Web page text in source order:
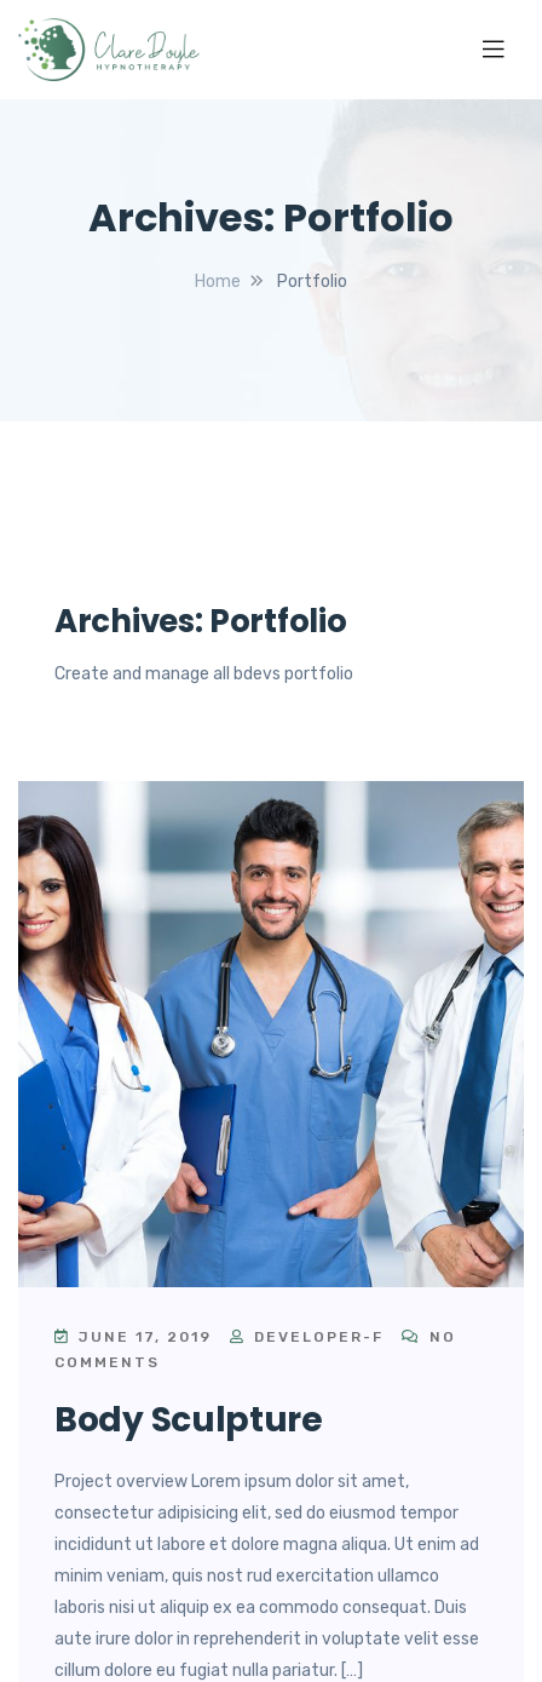
Archives: Portfolio
Home Portfolio
Archives: Portfolio
Create and manage all bdevs portfolio
JUNE 17, 2019 DEVELOPER-F
NO
COMMENTS
Body Sculpture
Project overview Lorem ipsum dolor sit amet,
consectetur adipisicing elit, sed do eiusmod tempor
incididunt ut labore et dolore magna aliqua. Ut enim ad
minim veniam, quis nost rud exercitation ullamco
laboris nisi ut aliquip ex ea commodo consequat. Duis
aute irure dolor in reprehenderit in voluptate velit esse
cillum dolore eu fugiat nulla pariatur. […]